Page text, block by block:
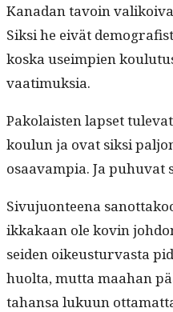
Kanadan tavoin
Sik­si he eivät
kos­ka useimpi­en
vaatimuksia.
Pako­lais­ten lapset
koulun ja ovat sik­si
osaavampia. Ja puhu­vat
Sivu­juon­teena
ikkakaan ole kovin
sei­den oikeustur­vas­ta
huol­ta, mut­ta maa­han
tahansa luku­un